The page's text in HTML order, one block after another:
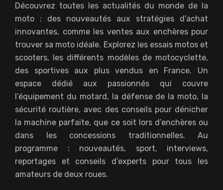
Découvrez toutes les actualités du monde de la
moto : des nouveautés aux stratégies d’achat
innovantes, comme les ventes aux enchères pour
trouver sa moto idéale. Explorez les essais motos et
scooters, les différents modèles de motocyclette,
des sportives aux plus vendus en France. Un
espace dédié aux passionnés qui couvre
l’équipement du motard, la défense de la moto, la
sécurité routière, avec des conseils pour dénicher
la machine parfaite, que ce soit lors d’enchères ou
dans les concessions traditionnelles. Au
programme : nouveautés, sport, interviews,
reportages et conseils d’experts pour tous les
amateurs de deux roues.